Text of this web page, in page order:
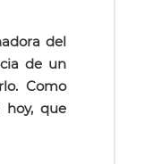
del
de un
Como
hoy, que